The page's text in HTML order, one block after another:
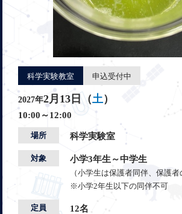
科学実験教室 申込受付中
2027年2月13日（土）
10:00～12:00
場所 科学実験室
対象 小学3年生～中学生
（小学生は保護者同伴、保護
※小学2年生以下の同伴不可
定員 12名